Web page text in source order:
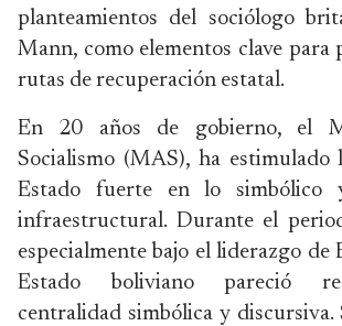
planteamientos del sociólogo
Mann, como elementos clave para
rutas de recuperación estatal.
En 20 años de gobierno, el
Socialismo (MAS), ha estimulado
Estado fuerte en lo
infraestructural. Durante el
especialmente bajo el liderazgo de
Estado boliviano pareció
centralidad simbólica y discursiva.